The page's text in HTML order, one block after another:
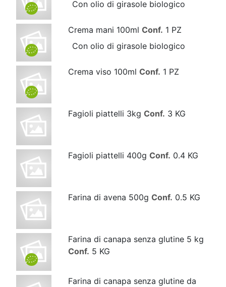
Con olio di girasole biologico
Crema mani 100ml Conf. 1 PZ
Con olio di girasole biologico
Crema viso 100ml Conf. 1 PZ
Fagioli piattelli 3kg Conf. 3 KG
Fagioli piattelli 400g Conf. 0.4 KG
Farina di avena 500g Conf. 0.5 KG
Farina di canapa senza glutine 5 kg
Conf. 5 KG
Farina di canapa senza glutine da